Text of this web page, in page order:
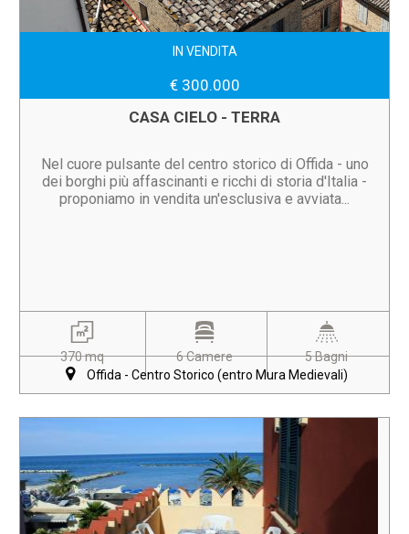
IN VENDITA
€ 300.000
CASA CIELO - TERRA
Nel cuore pulsante del centro storico di Offida - uno
dei borghi più affascinanti e ricchi di storia d'Italia -
proponiamo in vendita un'esclusiva e avviata...
370 mq 6 Camere
5 Bagni
Offida - Centro Storico (entro Mura Medievali)